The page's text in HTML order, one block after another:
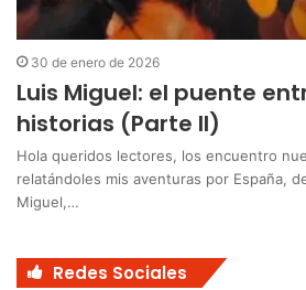
30 de enero de 2026
Luis Miguel: el puente
historias (Parte II)
Hola queridos lectores, los encuentro
relatándoles mis aventuras por España,
Miguel,…
Redes Sociales